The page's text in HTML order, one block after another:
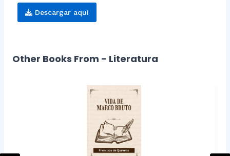
Descargar aquí
Other Books From - Literatura